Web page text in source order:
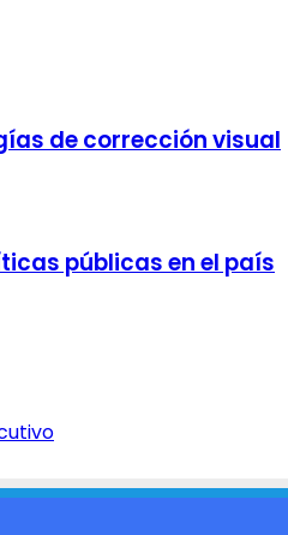
de corrección visual
públicas en el país